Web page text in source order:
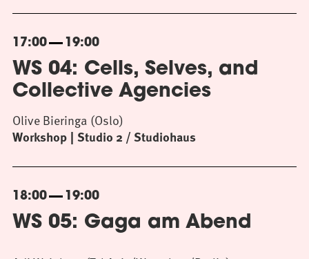
17:00 19:00
WS 04: Cells, Selves, and
Collective Agencies
Workshop Studio 2 / Studiohaus
Olive Bieringa (Oslo)
18:00 19:00
WS 05: Gaga am Abend